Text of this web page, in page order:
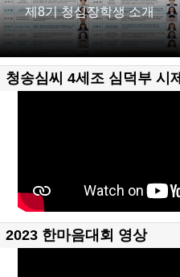
제8기 청심장학생 소개
청송심씨 4세조 심덕부 시제
2023 한마음대회 영상